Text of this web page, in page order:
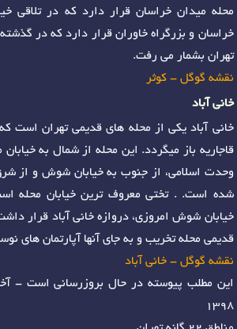
محله میدان خراسان قرار دارد که در تلاقی
خراسان و بزرگراه خاوران قرار دارد که در
تهران بشمار می رفت.
نقشه گوگل - کوثر
خانی آباد
خانی آباد یکی از محله های قدیمی تهران است
قاجاریه باز میگردد. این محله از شمال به خیابان
وحدت اسلامی، از جنوب به خیابان شوش و از
شده است. . تختی معروف ترین خیابان محله
خیابان شوش امروزی، دروازه خانی آباد قرار
قدیمی محله تخریب و به جای آنها آپارتمان های
نقشه گوگل - خانی آباد
1398